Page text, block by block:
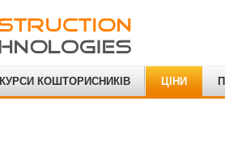
КУРСИ КОШТОРИСНИКІВ ЦІНИ